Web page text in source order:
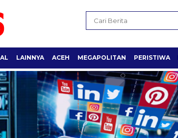
LAINNYA ACEH MEGAPOLITAN PERISTIWA